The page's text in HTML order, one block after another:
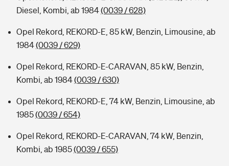
Diesel, Kombi, ab 1984(0039 / 628)
Opel Rekord, REKORD-E, 85 kW, Benzin, Limousine, ab
1984(0039 / 629)
Opel Rekord, REKORD-E-CARAVAN, 85 kW, Benzin,
Kombi, ab 1984(0039 / 630)
Opel Rekord, REKORD-E, 74 kW, Benzin, Limousine, ab
1985(0039 / 654)
Opel Rekord, REKORD-E-CARAVAN, 74 kW, Benzin,
Kombi, ab 1985(0039 / 655)